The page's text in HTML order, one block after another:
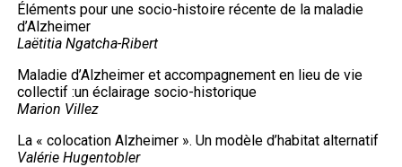
Éléments pour une socio-histoire récente de la maladie
d’Alzheimer
Laëtitia Ngatcha-Ribert
Maladie d’Alzheimer et accompagnement en lieu de vie
collectif :un éclairage socio-historique
Marion Villez
La « colocation Alzheimer ». Un modèle d’habitat alternatif
Valérie Hugentobler